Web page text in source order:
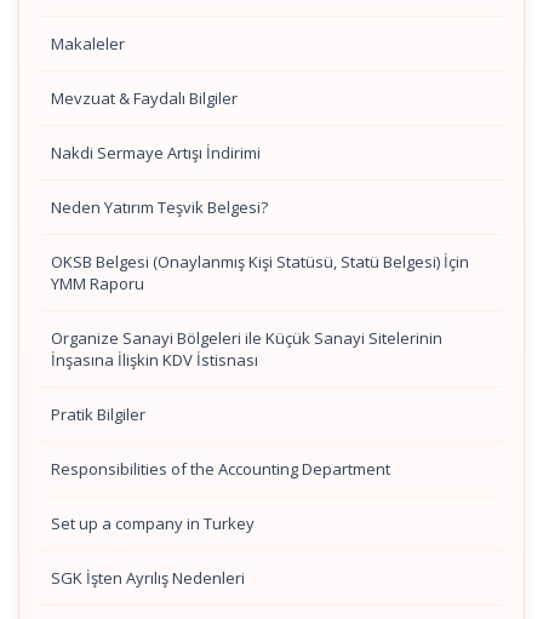
Makaleler
Mevzuat & Faydalı Bilgiler
Nakdi Sermaye Artışı İndirimi
Neden Yatırım Teşvik Belgesi?
OKSB Belgesi (Onaylanmış Kişi Statüsü, Statü Belgesi) İçin
YMM Raporu
Organize Sanayi Bölgeleri ile Küçük Sanayi Sitelerinin
İnşasına İlişkin KDV İstisnası
Pratik Bilgiler
Responsibilities of the Accounting Department
Set up a company in Turkey
SGK İşten Ayrılış Nedenleri